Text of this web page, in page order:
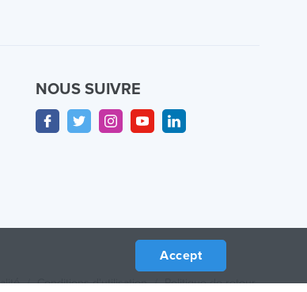
NOUS SUIVRE
/ Conditions d'utilisation / Politique de retour
Accept